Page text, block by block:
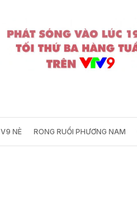
V9 NÈ RONG RUỔI PHƯƠNG NAM